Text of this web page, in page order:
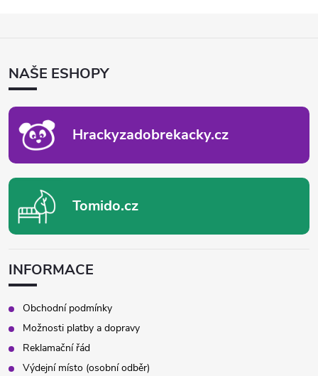
ANAŠE ESHOPY
Hrackyzadobrekacky.cz
Tomido.cz
INFORMACE
Obchodní podmínky
Možnosti platby a dopravy
Reklamační řád
Výdejní místo (osobní odběr)